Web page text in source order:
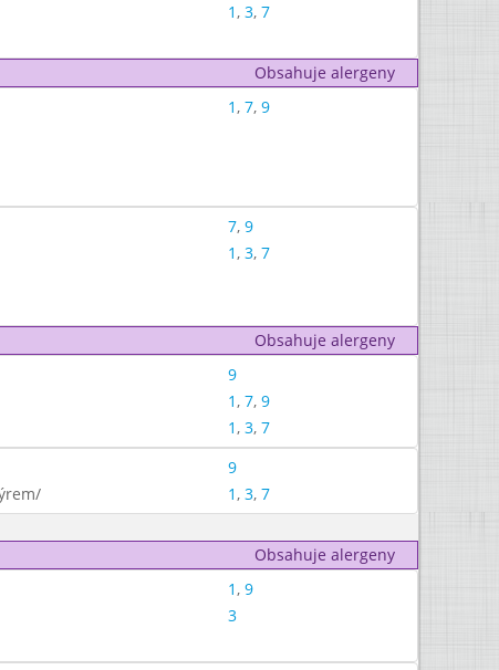
1, 3, 7
Obsahuje alergeny
1, 7, 9
7, 9
1, 3, 7
Obsahuje alergeny
9
1, 7, 9
1, 3, 7
9
1, 3, 7
Obsahuje alergeny
1, 9
3